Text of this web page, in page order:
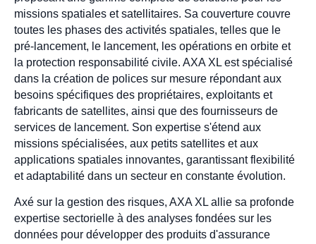
missions spatiales et satellitaires. Sa couverture couvre
toutes les phases des activités spatiales, telles que le
pré-lancement, le lancement, les opérations en orbite et
la protection responsabilité civile. AXA XL est spécialisé
dans la création de polices sur mesure répondant aux
besoins spécifiques des propriétaires, exploitants et
fabricants de satellites, ainsi que des fournisseurs de
services de lancement. Son expertise s'étend aux
missions spécialisées, aux petits satellites et aux
applications spatiales innovantes, garantissant flexibilité
et adaptabilité dans un secteur en constante évolution.
Axé sur la gestion des risques, AXA XL allie sa profonde
expertise sectorielle à des analyses fondées sur les
données pour développer des produits d'assurance